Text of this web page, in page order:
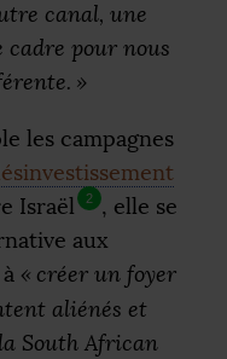
canal, une
pour nous
»
les campagnes
Israël 2
, elle se
aux
« créer un foyer
aliénés et
South African